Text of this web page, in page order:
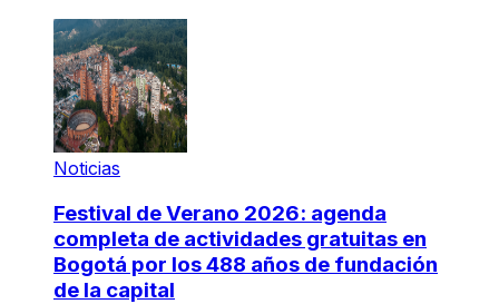
Noticias
Festival de Verano 2026: agenda
completa de actividades gratuitas en
Bogotá por los 488 años de fundación
de la capital